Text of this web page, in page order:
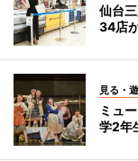
仙台
34店
見る・
ミュ
学2年